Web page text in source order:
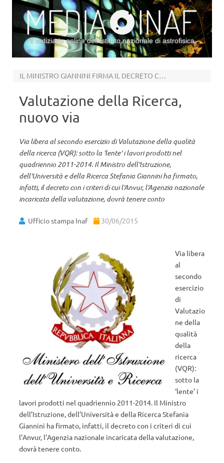
Il notiziario online dell’Istituto nazionale di astrofisica
IL MINISTRO GIANNINI FIRMA IL DECRETO CON I CRITERI
Valutazione della Ricerca,
nuovo via
Via libera al secondo esercizio di Valutazione della qualità
della ricerca (VQR): sotto la 'lente' i lavori prodotti nel
quadriennio 2011-2014. Il Ministro dell'Istruzione,
dell'Università e della Ricerca Stefania Giannini ha firmato,
infatti, il decreto con i criteri di cui l'Anvur, l'Agenzia nazionale
incaricata della valutazione, dovrà tenere conto
Ufficio stampa Inaf 30/06/2015
Via libera
al
secondo
esercizio
di
Valutazio
ne della
qualità
della
ricerca
(VQR):
sotto la
‘lente’ i
lavori prodotti nel quadriennio 2011-2014. Il Ministro
dell’Istruzione, dell’Università e della Ricerca Stefania
Giannini ha firmato, infatti, il decreto con i criteri di cui
l’Anvur, l’Agenzia nazionale incaricata della valutazione,
dovrà tenere conto.